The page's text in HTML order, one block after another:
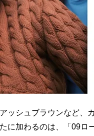
ッシュブラウンなど、
に加わるのは、「09